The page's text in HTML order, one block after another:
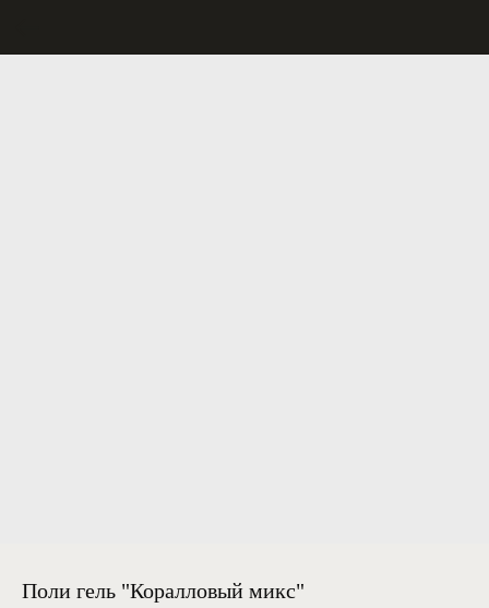
Поли гель "Коралловый микс"